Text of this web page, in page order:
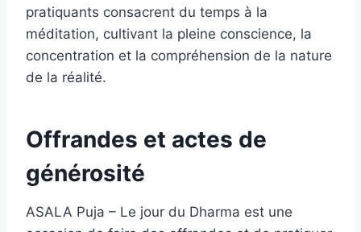
pratiquants consacrent du temps à la
méditation, cultivant la pleine conscience, la
concentration et la compréhension de la nature
de la réalité.
Offrandes et actes de
générosité
ASALA Puja – Le jour du Dharma est une